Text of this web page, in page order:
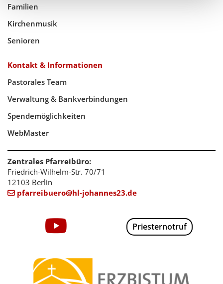
Familien
Kirchenmusik
Senioren
Kontakt & Informationen
Pastorales Team
Verwaltung & Bankverbindungen
Spendemöglichkeiten
WebMaster
Zentrales Pfarreibüro:
Friedrich-Wilhelm-Str. 70/71
12103 Berlin
 pfarreibuero@hl-johannes23.de
Priesternotruf